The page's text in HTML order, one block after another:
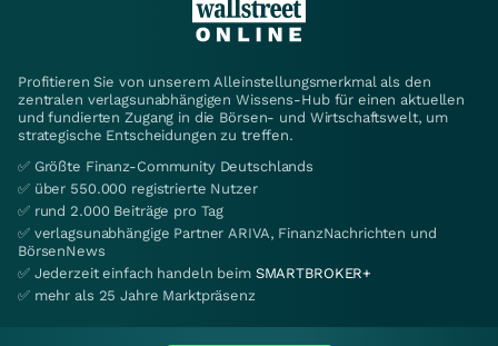
Profitieren Sie von unserem Alleinstellungsmerkmal als den
zentralen verlagsunabhängigen Wissens-Hub für einen aktuellen
und fundierten Zugang in die Börsen- und Wirtschaftswelt, um
strategische Entscheidungen zu treffen.
✅ Größte Finanz-Community Deutschlands
✅ über 550.000 registrierte Nutzer
✅ rund 2.000 Beiträge pro Tag
✅ verlagsunabhängige Partner ARIVA, FinanzNachrichten und
BörsenNews
✅ Jederzeit einfach handeln beim SMARTBROKER+
✅ mehr als 25 Jahre Marktpräsenz